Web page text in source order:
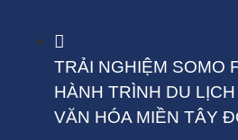
TRẢI NGHIỆM SOMO
HÀNH TRÌNH DU
VĂN HÓA MIỀN TÂY